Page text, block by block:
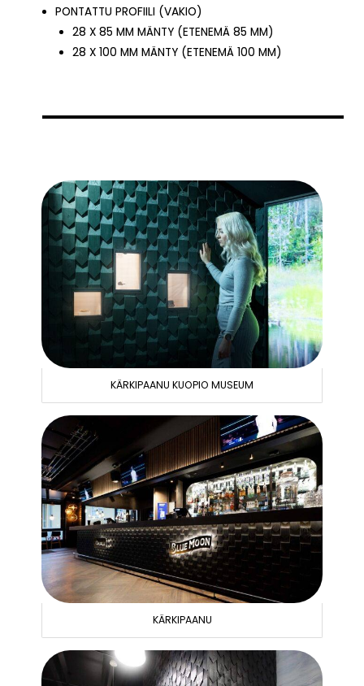
PONTATTU PROFIILI (VAKIO)
28 X 85 MM MÄNTY (ETENEMÄ 85 MM)
28 X 100 MM MÄNTY (ETENEMÄ 100 MM)
KÄRKIPAANU KUOPIO MUSEUM
KÄRKIPAANU